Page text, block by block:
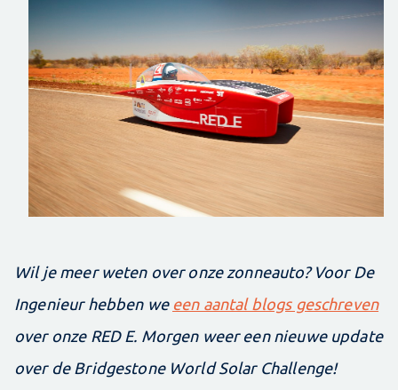
Wil je meer weten over onze zonneauto? Voor De
Ingenieur hebben we een aantal blogs geschreven
over onze RED E. Morgen weer een nieuwe update
over de Bridgestone World Solar Challenge!